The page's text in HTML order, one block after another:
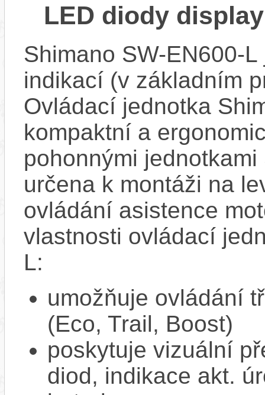
LED diody
Shimano SW-EN600-
indikací (v základním
Ovládací jednotka
kompaktní a
pohonnými
určena k montáži na
ovládání asistence
vlastnosti ovládací
L:
umožňuje ovládání
(Eco, Trail, Boost)
poskytuje vizuální
diod, indikace akt.